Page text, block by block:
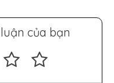
của bạn